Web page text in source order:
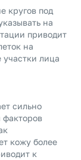
кругов под
на
приводит
на
лица
сильно
факторов
кожу более
к